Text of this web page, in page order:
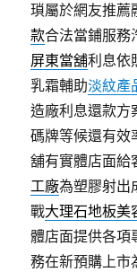
瑣屬於網友推薦
款合法當鋪服務
屏東當舖利息依
乳霜輔助淡紋產
造廠利息還款方
碼牌等候還有效
舖有實體店面給
工廠為塑膠射出
戰大理石地板美
體店面提供各項
務在新預購上市